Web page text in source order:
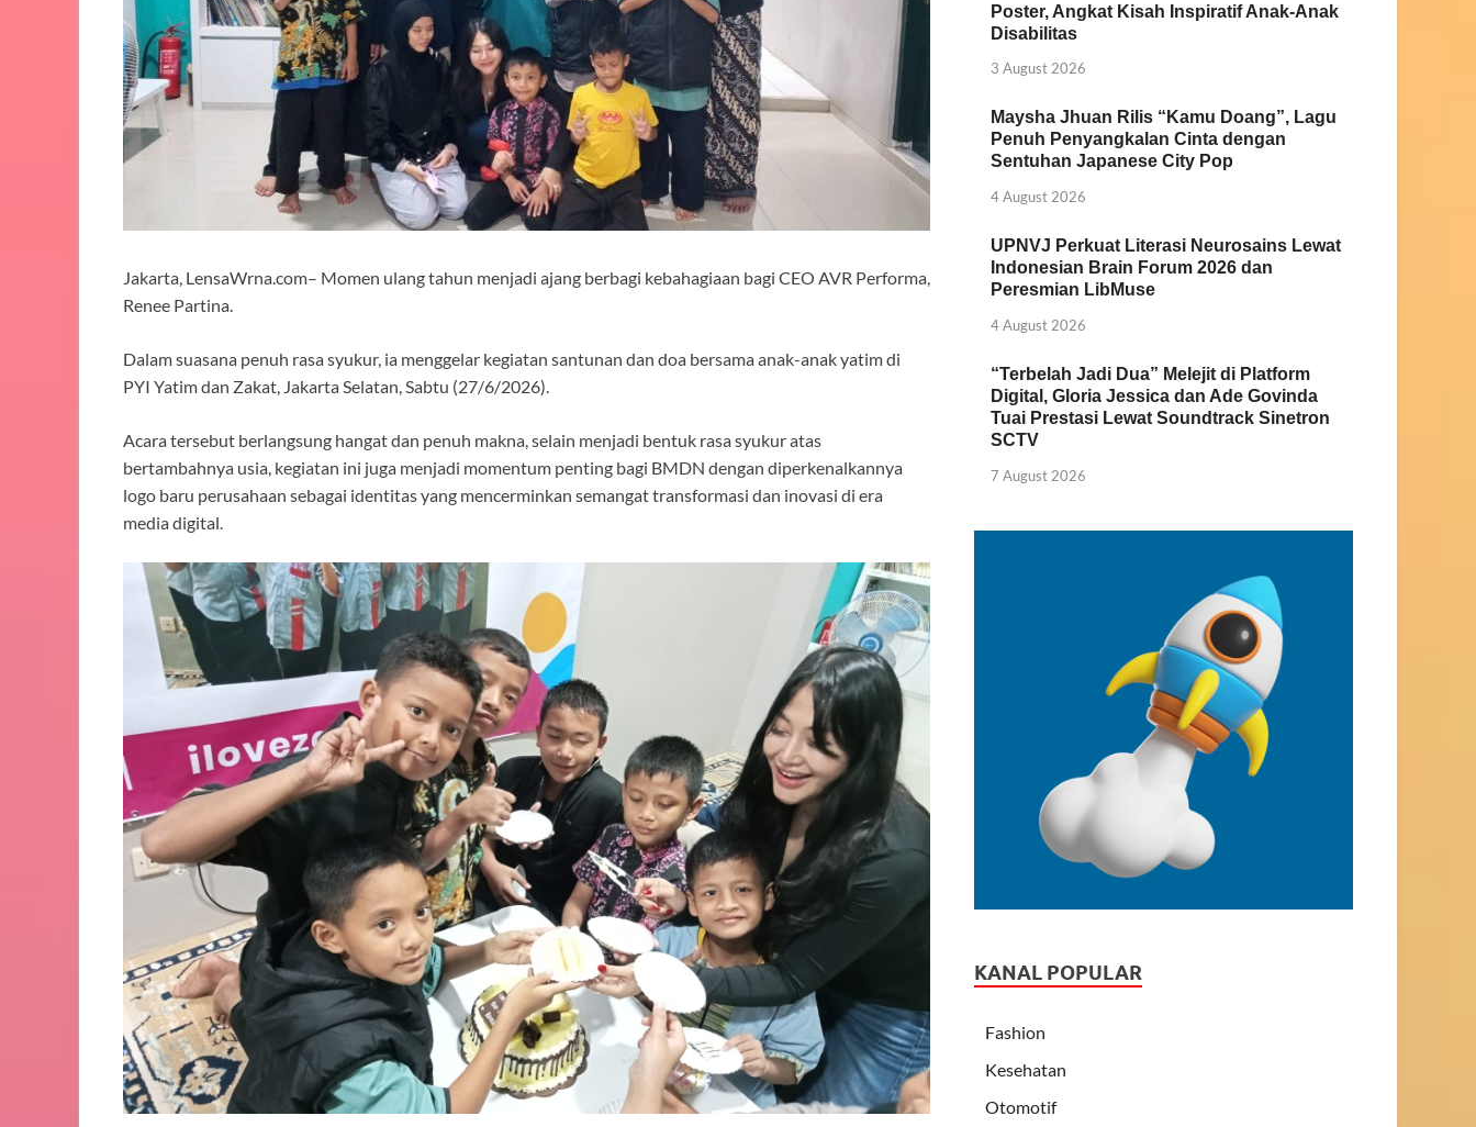
Jakarta, LensaWrna.com– Momen ulang tahun menjadi ajang berbagi kebahagiaan bagi CEO AVR Performa,
Renee Partina.
Dalam suasana penuh rasa syukur, ia menggelar kegiatan santunan dan doa bersama anak-anak yatim di
PYI Yatim dan Zakat, Jakarta Selatan, Sabtu (27/6/2026).
Acara tersebut berlangsung hangat dan penuh makna, selain menjadi bentuk rasa syukur atas
bertambahnya usia, kegiatan ini juga menjadi momentum penting bagi BMDN dengan diperkenalkannya
logo baru perusahaan sebagai identitas yang mencerminkan semangat transformasi dan inovasi di era
media digital.
Poster, Angkat Kisah Inspiratif Anak-Anak
Disabilitas
3 August 2026
Maysha Jhuan Rilis “Kamu Doang”, Lagu
Penuh Penyangkalan Cinta dengan
Sentuhan Japanese City Pop
4 August 2026
UPNVJ Perkuat Literasi Neurosains Lewat
Indonesian Brain Forum 2026 dan
Peresmian LibMuse
4 August 2026
“Terbelah Jadi Dua” Melejit di Platform
Digital, Gloria Jessica dan Ade Govinda
Tuai Prestasi Lewat Soundtrack Sinetron
SCTV
7 August 2026
KANAL POPULAR
Fashion
Kesehatan
Otomotif